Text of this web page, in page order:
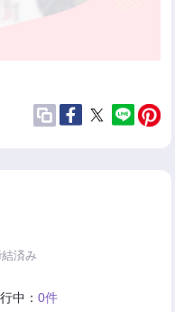
済み
中：0件